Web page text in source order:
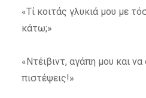
«Τί κοιτάς γλυκιά μου με
κάτω;»
«Ντέιβιντ, αγάπη μου και
πιστέψεις!»